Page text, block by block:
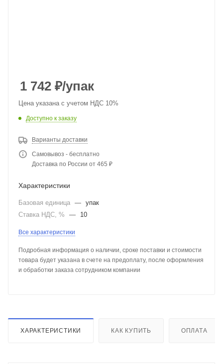
1 742 ₽/упак
Цена указана с учетом НДС 10%
Доступно к заказу
Варианты доставки
Самовывоз - бесплатно
Доставка по России от 465 ₽
Характеристики
Базовая единица — упак
Ставка НДС, %
— 10
Все характеристики
Подробная информация о наличии, сроке поставки и стоимости
товара будет указана в счете на предоплату, после оформления
и обработки заказа сотрудником компании
ХАРАКТЕРИСТИКИ КАК КУПИТЬ ОПЛАТА